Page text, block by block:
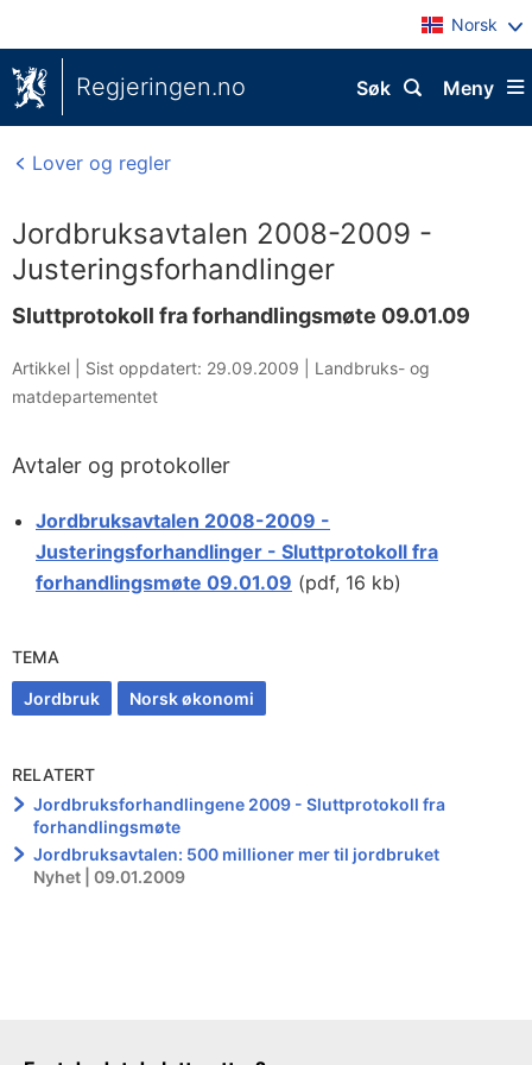
Norsk
Regjeringen.no Meny
Søk
Lover og regler
Jordbruksavtalen 2008-2009 -
Justeringsforhandlinger
Sluttprotokoll fra forhandlingsmøte 09.01.09
Artikkel | Sist oppdatert: 29.09.2009
Landbruks- og
matdepartementet
Avtaler og protokoller
Jordbruksavtalen 2008-2009 -
Justeringsforhandlinger - Sluttprotokoll fra
forhandlingsmøte 09.01.09 (pdf, 16 kb)
TEMA
Jordbruk Norsk økonomi
RELATERT
Jordbruksforhandlingene 2009 - Sluttprotokoll fra
forhandlingsmøte
Jordbruksavtalen: 500 millioner mer til jordbruket
Nyhet | 09.01.2009